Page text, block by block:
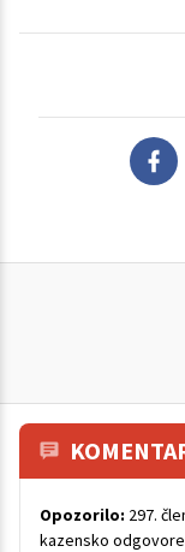
Opozorilo: 297.
kazensko